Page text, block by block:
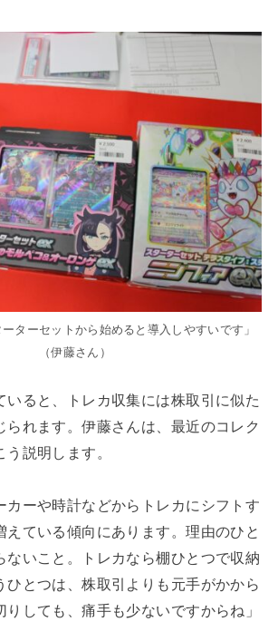
ーターセットから始めると導入しやすいです」
（伊藤さん）
いると、トレカ収集には株取引に似た
られます。伊藤さんは、最近のコレク
説明します。
カーや時計などからトレカにシフトす
えている傾向にあります。理由のひと
ないこと。トレカなら棚ひとつで収納
ひとつは、株取引よりも元手がかから
りしても、痛手も少ないですからね」